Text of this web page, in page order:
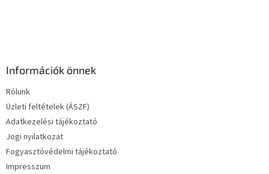
Információk önnek
Rólunk
Üzleti feltételek (ÁSZF)
Adatkezelési tájékoztató
Jogi nyilatkozat
Fogyasztóvédelmi tájékoztató
Impresszum